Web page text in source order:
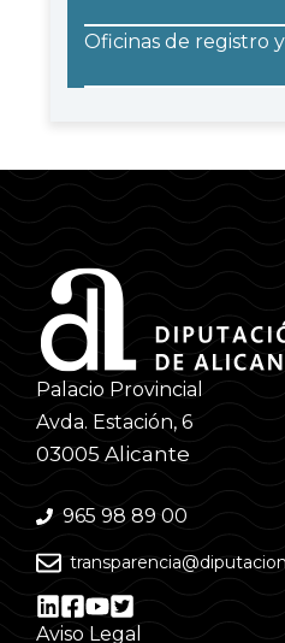
Oficinas de registro
Palacio Provincial
Avda. Estación, 6
03005 Alicante
965 98 89 00
Aviso Legal